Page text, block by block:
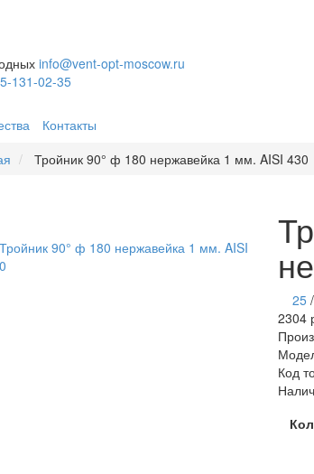
info@vent-opt-moscow.ru
131-02-35
Контакты
Тройник 90° ф 180 нержавейка 1 мм. AISI 430
25 /
2304
Код